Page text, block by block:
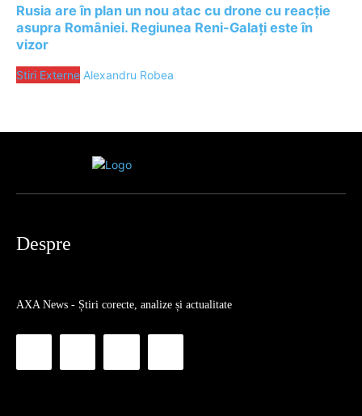
Rusia are în plan un nou atac cu drone cu reacție
asupra României. Regiunea Reni-Galați este în
vizor
Stiri Externe Alexandru Robea
Despre
AXA News - Știri corecte, analize și actualitate